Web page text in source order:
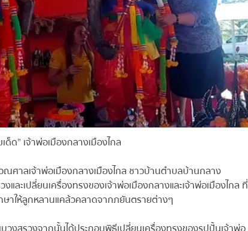
ด็ด” เจ้าพ่อเมืองกลางเมืองไกล
ศาลเจ้าพ่อเมืองกลางเมืองไกล ชาวบ้านตำบลบ้านกลาง
ะเปลี่ยนเครื่องทรงของเจ้าพ่อเมืองกลางและเจ้าพ่อเมืองไกล ที่
าให้ลูกหลานแคล้วคลาดจากภยันตรายต่างๆ